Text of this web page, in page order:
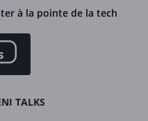
à la pointe de la tech
TALKS